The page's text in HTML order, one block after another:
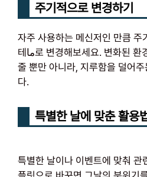
주기적으로 변경하기
자주 사용하는 메신저인 만큼 주
테ما로 변경해보세요. 변화된 환경은 대화의 즐거움을 더해
줄 뿐만 아니라, 지루함을 덜어
다.
특별한 날에 맞춘 활
특별한 날이나 이벤트에 맞춰 관